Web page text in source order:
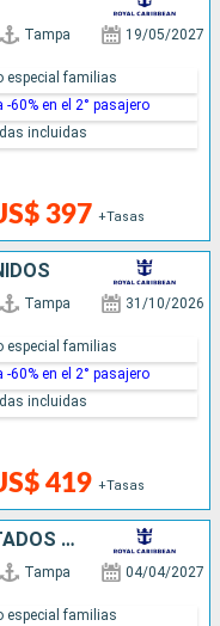
Tampa 19/05/2027
397 +Tasas
especial familias
-60% en el 2° pasajero
incluidas
Tampa 31/10/2026
419 +Tasas
especial familias
-60% en el 2° pasajero
incluidas
BELICE, HONDURAS, MÉXICO, ESTADOS UNIDOS
Tampa 04/04/2027
especial familias